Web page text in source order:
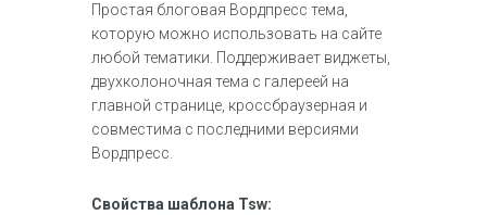
Простая блоговая Вордпресс тема,
которую можно использовать на сайте
любой тематики. Поддерживает виджеты,
двухколоночная тема с галереей на
главной странице, кроссбраузерная и
совместима с последними версиями
Вордпресс.
Свойства шаблона Tsw: